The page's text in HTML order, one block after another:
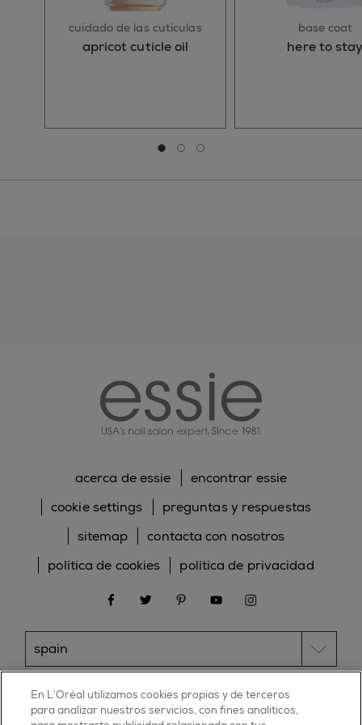
cuidado de las cutículas
apricot cuticle oil
base coat
here to
Ir a la diapositiva 0
Ir a la diapositiva 1
Ir a la diapositiva 2
acerca de essie
encontrar essie
cookie settings
preguntas y respuestas
sitemap
contacta con nosotros
política de cookies
política de privacidad
facebooktwitter pinterestyoutubeinstagram
ESSIE
30, rue d’Alsace – 92300 Levallois-Perret
En L’Oréal utilizamos cookies propias y de terceros
para analizar nuestros servicios, con fines analíticos,